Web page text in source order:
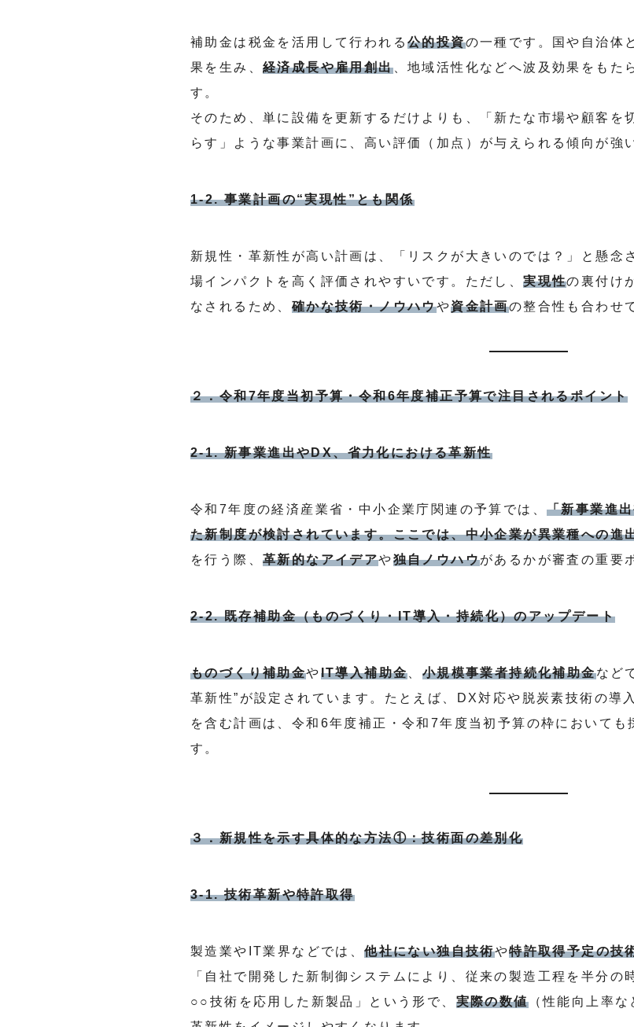
補助金は税金を活用して行われる 公的投資の一種です。国や自治体
果を生み、 経済成長や雇用創出、地域活性化などへ波及効果をもた
す。
そのため、単に設備を更新するだけよりも、「新たな市場や顧客を
らす」ような事業計画に、高い評価（加点）が与えられる傾向が強
1-2. 事業計画の“実現性”とも関係
新規性・革新性が高い計画は、「リスクが大きいのでは？」と懸念
場インパクトを高く評価されやすいです。ただし、実現性の裏付け
なされるため、 確かな技術・ノウハウや資金計画の整合性も合わせ
２．令和7年度当初予算・令和6年度補正予算で注目されるポイント
2-1. 新事業進出やDX、省力化における革新性
令和7年度の経済産業省・中小企業庁関連の予算では、 「新事業進
た新制度が検討されています。ここでは、中小企業が異業種への進
を行う際、 革新的なアイデアや独自ノウハウがあるかが審査の重要
2-2. 既存補助金（ものづくり・IT導入・持続化）のアップデート
ものづくり補助金やIT導入補助金 小規模事業者持続化補助金など
革新性”が設定されています。たとえば、DX対応や脱炭素技術の導
を含む計画は、令和6年度補正・令和7年度当初予算の枠においても
す。
３．新規性を示す具体的な方法①：技術面の差別化
3-1. 技術革新や特許取得
製造業やIT業界などでは、他社にない独自技術や特許取得予定の技
「自社で開発した新制御システムにより、従来の製造工程を半分の
○○技術を応用した新製品」という形で、 実際の数値（性能向上率な